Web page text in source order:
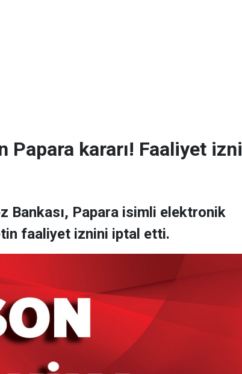
Papara kararı! Faaliyet izni
Bankası, Papara isimli elektronik
faaliyet iznini iptal etti.